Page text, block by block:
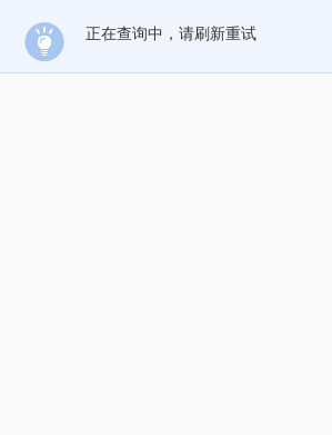
正在查询中，请刷新重试